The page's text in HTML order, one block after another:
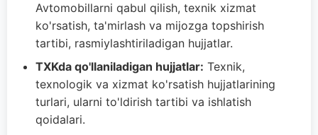
Avtomobillarni qabul qilish, texnik xizmat
ko'rsatish, ta'mirlash va mijozga topshirish
tartibi, rasmiylashtiriladigan hujjatlar.
TXKda qo'llaniladigan hujjatlar: Texnik,
texnologik va xizmat ko'rsatish hujjatlarining
turlari, ularni to'ldirish tartibi va ishlatish
qoidalari.